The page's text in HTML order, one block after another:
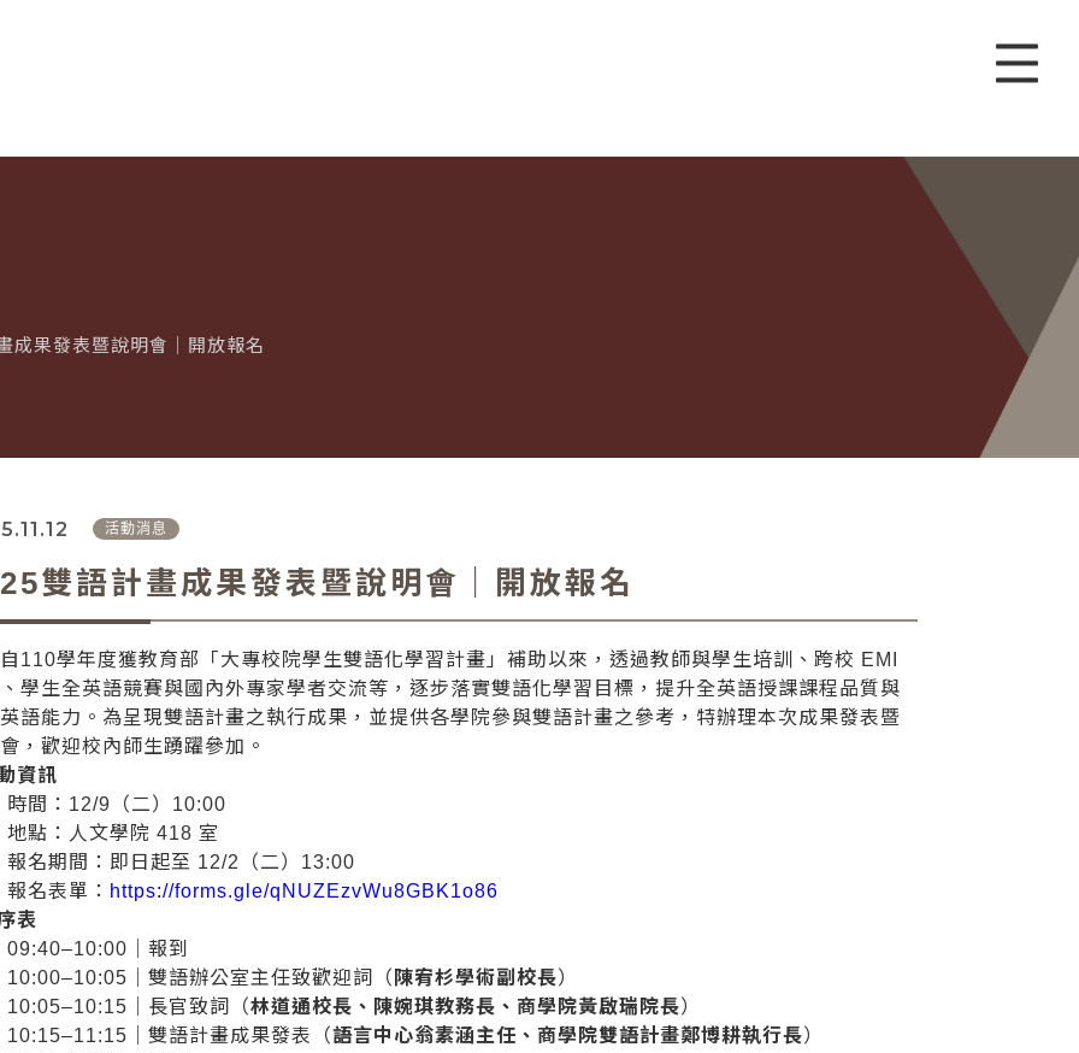
成果發表暨說明會｜開放報名
活動消息
雙語計畫成果發表暨說明會｜開放報名
110學年度獲教育部「大專校院學生雙語化學習計畫」補助以來，透過教師與學生培訓、跨校 EMI
學生全英語競賽與國內外專家學者交流等，逐步落實雙語化學習目標，提升全英語授課課程品質與
語能力。為呈現雙語計畫之執行成果，並提供各學院參與雙語計畫之參考，特辦理本次成果發表暨
，歡迎校內師生踴躍參加。
資訊
時間：12/9（二）10:00
地點：人文學院 418 室
報名期間：即日起至 12/2（二）13:00
報名表單： https://forms.gle/qNUZEzvWu8GBK1o86
表
09:40–10:00｜報到
10:00–10:05｜雙語辦公室主任致歡迎詞（ 陳宥杉學術副校長）
10:05–10:15｜長官致詞（林道通校長、陳婉琪教務長、商學院黃啟瑞院長）
10:15–11:15｜雙語計畫成果發表（語言中心翁素涵主任、商學院雙語計畫鄭博耕執行長）